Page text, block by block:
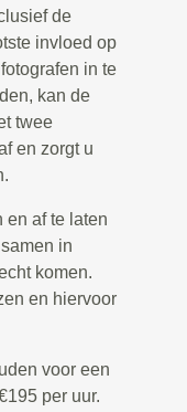
de
invloed op
in te
kan de
twee
en zorgt u
en af te laten
in
komen.
en hiervoor
voor een
per uur.